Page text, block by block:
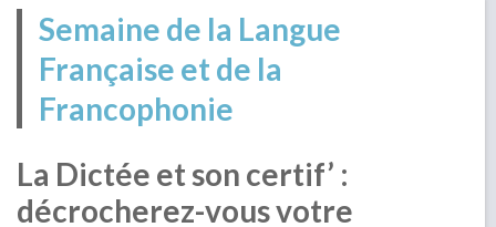
Semaine de la Langue
Française et de la
Francophonie
La Dictée et son certif’ :
décrocherez-vous votre